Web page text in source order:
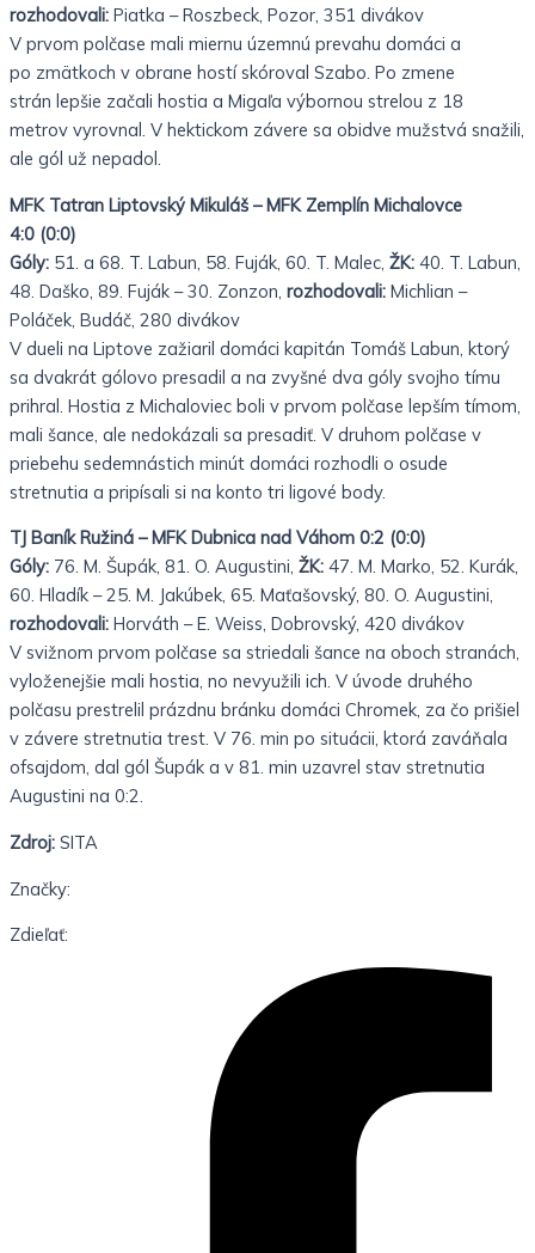
rozhodovali: Piatka – Roszbeck, Pozor, 351 divákov
V prvom polčase mali miernu územnú prevahu domáci a
po zmätkoch v obrane hostí skóroval Szabo. Po zmene
strán lepšie začali hostia a Migaľa výbornou strelou z 18
metrov vyrovnal. V hektickom závere sa obidve mužstvá snažili,
ale gól už nepadol.
MFK Tatran Liptovský Mikuláš – MFK Zemplín Michalovce
4:0 (0:0)
Góly: 51. a 68. T. Labun, 58. Fuják, 60. T. Malec, ŽK: 40. T. Labun,
48. Daško, 89. Fuják – 30. Zonzon, rozhodovali: Michlian –
Poláček, Budáč, 280 divákov
V dueli na Liptove zažiaril domáci kapitán Tomáš Labun, ktorý
sa dvakrát gólovo presadil a na zvyšné dva góly svojho tímu
prihral. Hostia z Michaloviec boli v prvom polčase lepším tímom,
mali šance, ale nedokázali sa presadiť. V druhom polčase v
priebehu sedemnástich minút domáci rozhodli o osude
stretnutia a pripísali si na konto tri ligové body.
TJ Baník Ružiná – MFK Dubnica nad Váhom 0:2 (0:0)
Góly: 76. M. Šupák, 81. O. Augustini, ŽK: 47. M. Marko, 52. Kurák,
60. Hladík – 25. M. Jakúbek, 65. Maťašovský, 80. O. Augustini,
rozhodovali: Horváth – E. Weiss, Dobrovský, 420 divákov
V svižnom prvom polčase sa striedali šance na oboch stranách,
vyloženejšie mali hostia, no nevyužili ich. V úvode druhého
polčasu prestrelil prázdnu bránku domáci Chromek, za čo prišiel
v závere stretnutia trest. V 76. min po situácii, ktorá zaváňala
ofsajdom, dal gól Šupák a v 81. min uzavrel stav stretnutia
Augustini na 0:2.
Zdroj: SITA
Značky:
Zdieľať: